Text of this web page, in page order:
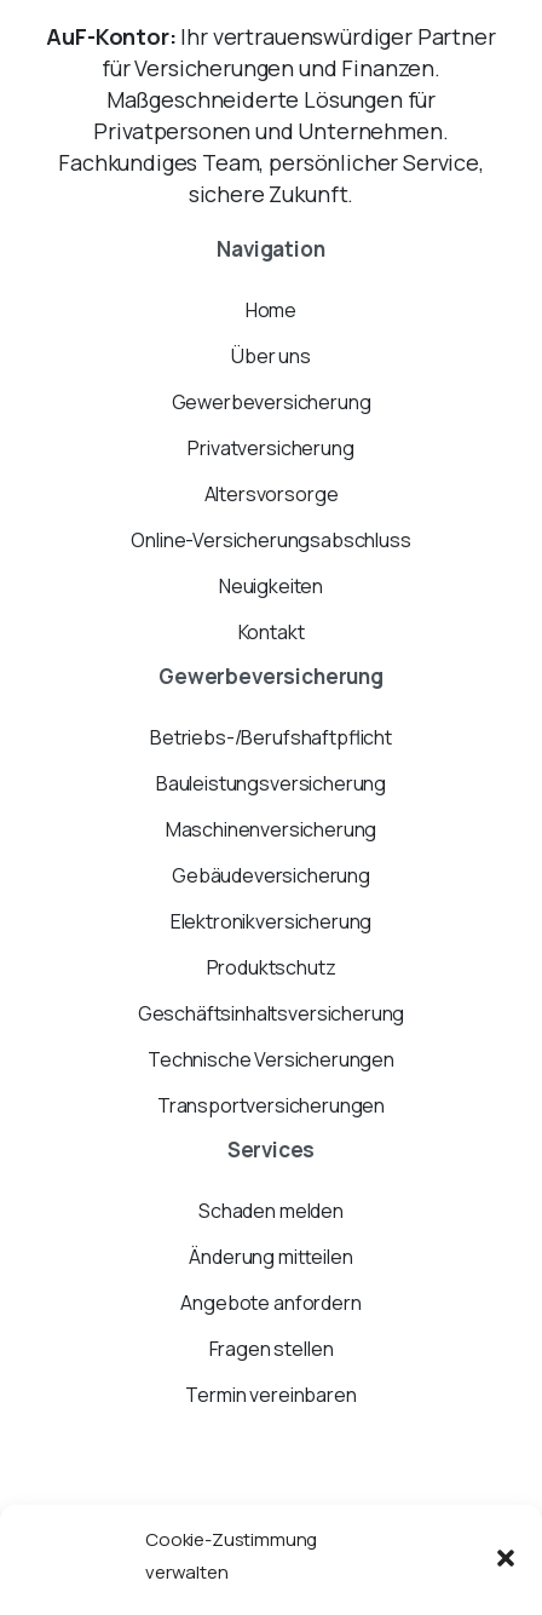
Cookie-Zustimmung
verwalten
AuF-Kontor: Ihr vertrauenswürdiger Partner
für Versicherungen und Finanzen.
Maßgeschneiderte Lösungen für
Privatpersonen und Unternehmen.
Fachkundiges Team, persönlicher Service,
sichere Zukunft.
Navigation
Home
Über uns
Gewerbeversicherung
Privatversicherung
Altersvorsorge
Online-Versicherungsabschluss
Neuigkeiten
Kontakt
Gewerbeversicherung
Betriebs-/Berufshaftpflicht
Bauleistungsversicherung
Maschinenversicherung
Gebäudeversicherung
Elektronikversicherung
Produktschutz
Geschäftsinhaltsversicherung
Technische Versicherungen
Transportversicherungen
Services
Schaden melden
Änderung mitteilen
Angebote anfordern
Fragen stellen
Termin vereinbaren
JETZT ANRUFEN